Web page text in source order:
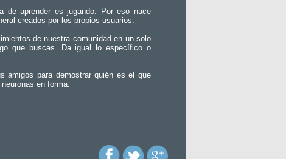
de aprender es jugando. Por eso nace
creados por los propios usuarios.
de nuestra comunidad en un solo
que buscas. Da igual lo específico o
amigos para demostrar quién es el que
en forma.